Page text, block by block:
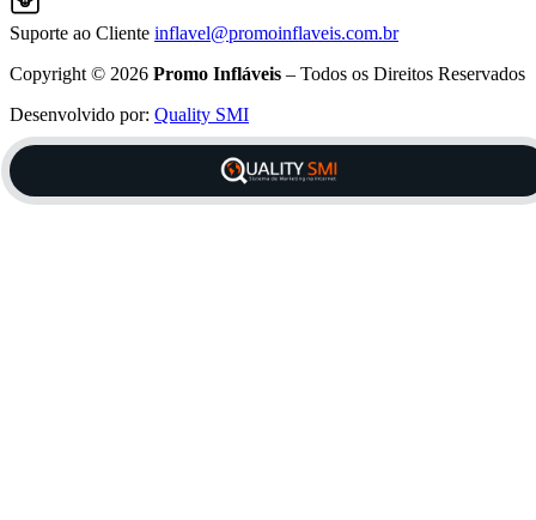
Suporte ao Cliente inflavel@promoinflaveis.com.br
Copyright © 2026 Promo Infláveis – Todos os Direitos Reservados
Desenvolvido por: Quality SMI